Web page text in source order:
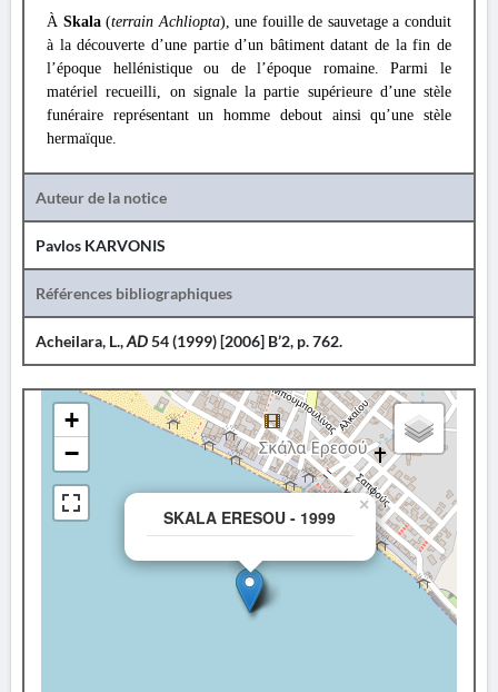
À Skala(terrain Achliopta), une fouille de sauvetage a conduit
à la découverte d’une partie d’un bâtiment datant de la fin de
l’époque hellénistique ou de l’époque romaine. Parmi le
matériel recueilli, on signale la partie supérieure d’une stèle
funéraire représentant un homme debout ainsi qu’une stèle
hermaïque.
Auteur de la notice
Pavlos KARVONIS
Références bibliographiques
Acheilara, L.,AD54 (1999) [2006] B’2, p. 762.
SKALA ERESOU - 1999
×
+
−